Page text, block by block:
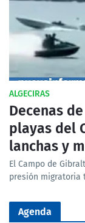
ALGECIRAS
Decenas
playas del
lanchas y
El Campo de
presión migratoria
Agenda